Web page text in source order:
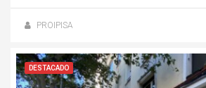
PROIPISA
DESTACADO